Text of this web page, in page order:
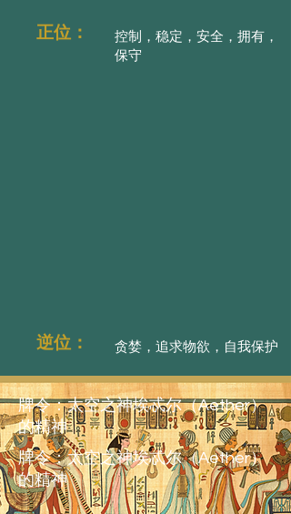
正位：
控制，稳定，安全，拥有，
保守
逆位： 贪婪，追求物欲，自我保护
牌令：太空之神埃忒尔（Aether）
的精神
牌令：太空之神埃忒尔（Aether）
的精神